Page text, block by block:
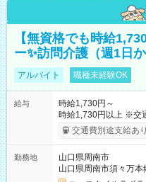
【無資格でも時給
ー✨訪問介護（週1日
アルバイト 職種未経験OK
給与
時給1,730円～
時給1,730円以上 ※交
考慮して決定します 【収入例】 週1回勤務の場合：1,730円×8時
間×4回=5万5,360円 週3回勤務の場合：1,730円×8時間×12回
月 ※ 雇用形態と給与
用形態：本採用時と同
交通費別途支給あり
勤務地
山口県周南市
山口県周南市須々万本